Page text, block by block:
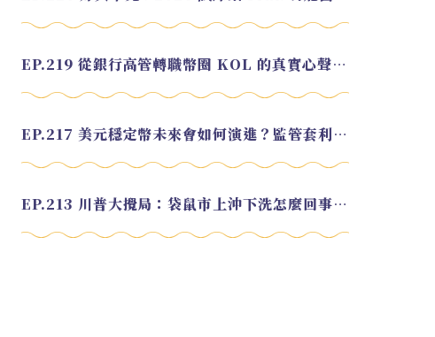
EP.219 從銀行高管轉職幣圈 KOL 的真實心聲 feat.龜大
EP.217 美元穩定幣未來會如何演進？監管套利終將收斂？feat. 研究員 余哲安
EP.213 川普大攪局：袋鼠市上沖下洗怎麼回事？feat. Alvin